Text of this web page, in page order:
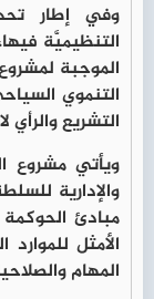
وفي إطار
التنظيميَّة
الموجبة
التشريع
ويأتي مشروع
والإدارية
مبادئ
الأمثل
المهام